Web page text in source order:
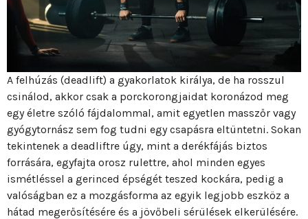
A felhúzás (deadlift) a gyakorlatok királya, de ha rosszul
csinálod, akkor csak a porckorongjaidat koronázod meg
egy életre szóló fájdalommal, amit egyetlen masszőr vagy
gyógytornász sem fog tudni egy csapásra eltüntetni. Sokan
tekintenek a deadliftre úgy, mint a derékfájás biztos
forrására, egyfajta orosz rulettre, ahol minden egyes
ismétléssel a gerinced épségét teszed kockára, pedig a
valóságban ez a mozgásforma az egyik legjobb eszköz a
hátad megerősítésére és a jövőbeli sérülések elkerülésére.